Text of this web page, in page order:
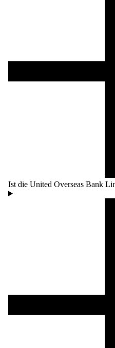
Ist die United Overseas Bank